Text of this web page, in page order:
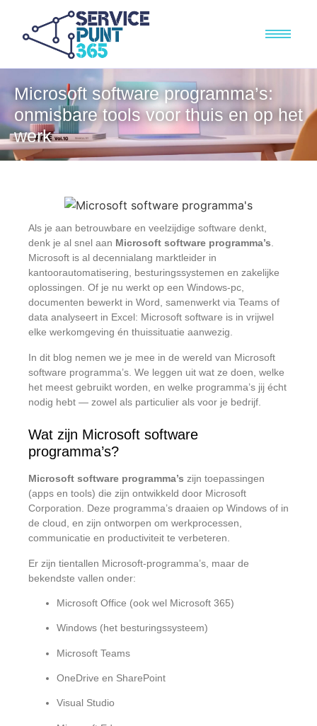
Microsoft software programma’s:
onmisbare tools voor thuis en op het
werk
Als je aan betrouwbare en veelzijdige software denkt,
denk je al snel aan Microsoft software programma’s.
Microsoft is al decennialang marktleider in
kantoorautomatisering, besturingssystemen en zakelijke
oplossingen. Of je nu werkt op een Windows-pc,
documenten bewerkt in Word, samenwerkt via Teams of
data analyseert in Excel: Microsoft software is in vrijwel
elke werkomgeving én thuissituatie aanwezig.
In dit blog nemen we je mee in de wereld van Microsoft
software programma’s. We leggen uit wat ze doen, welke
het meest gebruikt worden, en welke programma’s jij écht
nodig hebt — zowel als particulier als voor je bedrijf.
Wat zijn Microsoft software
programma’s?
Microsoft software programma’s zijn toepassingen
(apps en tools) die zijn ontwikkeld door Microsoft
Corporation. Deze programma’s draaien op Windows of in
de cloud, en zijn ontworpen om werkprocessen,
communicatie en productiviteit te verbeteren.
Er zijn tientallen Microsoft-programma’s, maar de
bekendste vallen onder:
Microsoft Office (ook wel Microsoft 365)
Windows (het besturingssysteem)
Microsoft Teams
OneDrive en SharePoint
Visual Studio